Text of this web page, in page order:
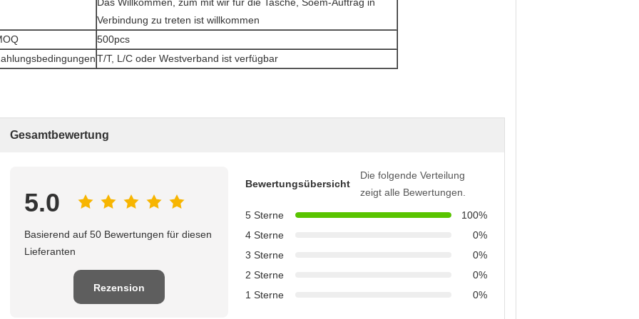
Verbindung zu treten ist willkommen
500pcs
T/T, L/C oder Westverband ist verfügbar
Gesamtbewertung
5.0
Basierend auf 50 Bewertungen für diesen
Lieferanten
Rezension
Bewertungsübersicht
Die folgende Verteilung
zeigt alle Bewertungen.
5 Sterne
100%
4 Sterne
0%
3 Sterne
0%
2 Sterne
0%
1 Sterne
0%